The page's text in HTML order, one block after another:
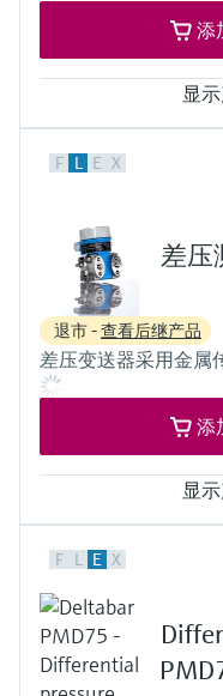
Monel,
10 mbar...250 bar
(0.15 psi...3750 psi)
100 mbar...40 bar
添
显
Standard:
-40°C...+400°C
(-40°F...+752°F)
压力测量范围
100 mbar...40 bar
(1.5psi...600 psi)
主要接液部件
316L, AlloyC,
Tantal, Monel
过程膜片的材质
316L, AlloyC,
Monel
PTFE
Gold
传感器
100 mbar...40 bar
(1.5 psi...600 psi)
F L E X
差压
退市 -查看后继产品
差压变送器采用金属
添
显
0.1%
铂金型：0.075%
过程温度
-40...85 °C
(-40...185 °F)
F L E X